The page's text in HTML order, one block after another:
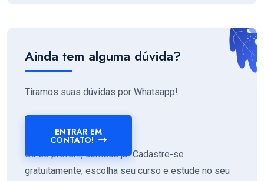
Ainda tem alguma dúvida?
Tiramos suas dúvidas por Whatsapp!
ENTRAR EM
CONTATO!
Ou se preferir, comece já! Cadastre-se
gratuitamente, escolha seu curso e estude no seu